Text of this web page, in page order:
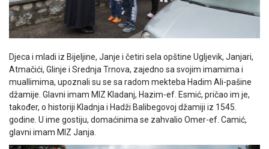
Djeca i mladi iz Bijeljine, Janje i četiri sela opštine Ugljevik, Janjari,
Atmačići, Glinje i Srednja Trnova, zajedno sa svojim imamima i
muallimima, upoznali su se sa radom mekteba Hadim Ali-pašine
džamije. Glavni imam MIZ Kladanj, Hazim-ef. Esmić, pričao im je,
također, o historiji Kladnja i Hadži Balibegovoj džamiji iz 1545.
godine. U ime gostiju, domaćinima se zahvalio Omer-ef. Camić,
glavni imam MIZ Janja.